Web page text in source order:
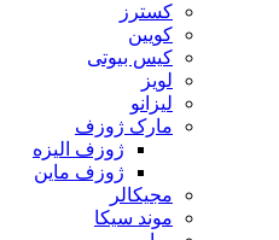
کسترز
کویین
کیس بیوتی
لویز
لیزانو
مارک ژوزف
ژوزف الیزه
ژوزف ماین
مجیکالر
موند سیکا